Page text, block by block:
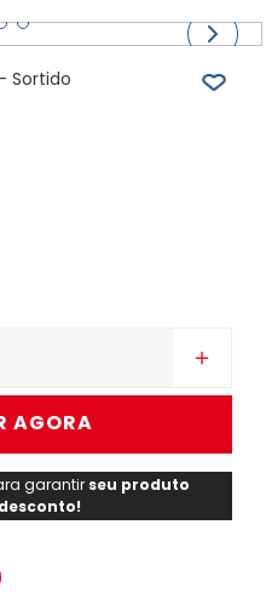
Sortido
＋
AGORA
garantir seu produto